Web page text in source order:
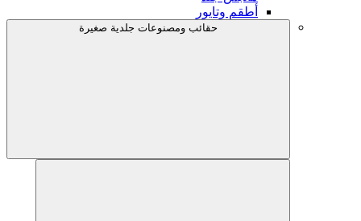
أطقم وتايور
حقائب ومصنوعات جلدية صغيرة